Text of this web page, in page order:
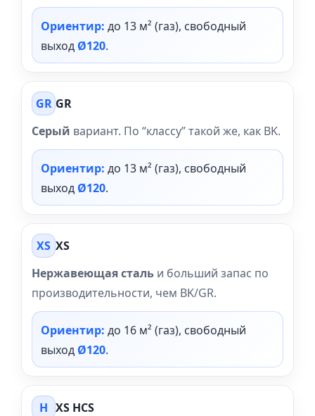
Ориентир: до 13 м² (газ), свободный
выход Ø120.
GR GR
Серый вариант. По “классу” такой же, как BK.
Ориентир: до 13 м² (газ), свободный
выход Ø120.
XS XS
Нержавеющая сталь и больший запас по
производительности, чем BK/GR.
Ориентир: до 16 м² (газ), свободный
выход Ø120.
H XS HCS